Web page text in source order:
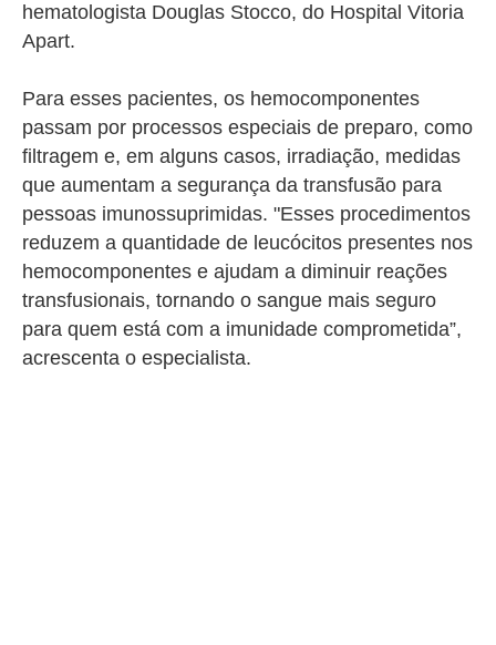
hematologista Douglas Stocco, do Hospital Vitoria
Apart.
Para esses pacientes, os hemocomponentes
passam por processos especiais de preparo, como
filtragem e, em alguns casos, irradiação, medidas
que aumentam a segurança da transfusão para
pessoas imunossuprimidas. "Esses procedimentos
reduzem a quantidade de leucócitos presentes nos
hemocomponentes e ajudam a diminuir reações
transfusionais, tornando o sangue mais seguro
para quem está com a imunidade comprometida”,
acrescenta o especialista.